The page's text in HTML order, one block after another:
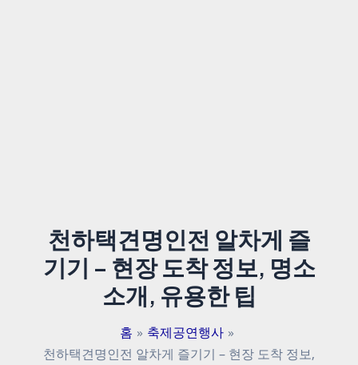
천하택견명인전 알차게 즐
기기 – 현장 도착 정보, 명소
소개, 유용한 팁
홈
축제공연행사
천하택견명인전 알차게 즐기기 – 현장 도착 정보,